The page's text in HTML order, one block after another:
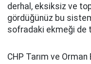
derhal, eksiksiz ve
gördüğünüz bu
sofradaki ekmeği de
CHP Tarım ve Orman